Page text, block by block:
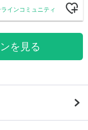
インコミュニティ
を見る